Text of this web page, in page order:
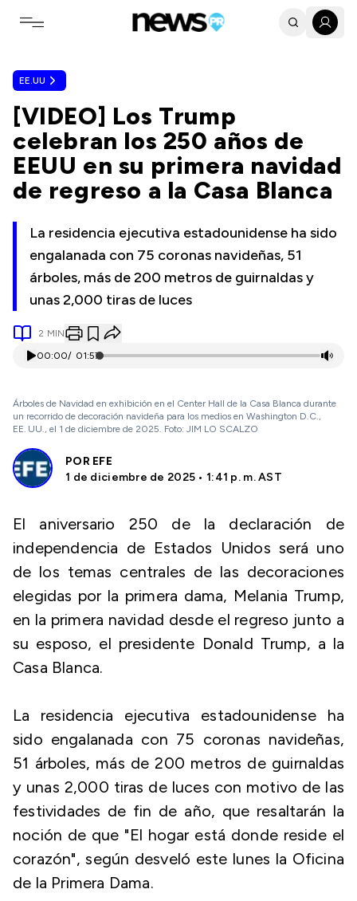
Toggle navigation menu
EE.UU
[VIDEO] Los Trump
celebran los 250 años de
EEUU en su primera navidad
de regreso a la Casa Blanca
La residencia ejecutiva estadounidense ha sido
engalanada con 75 coronas navideñas, 51
árboles, más de 200 metros de guirnaldas y
unas 2,000 tiras de luces
2 MIN
00:00/ 01:57
Árboles de Navidad en exhibición en el Center Hall de la Casa Blanca durante
un recorrido de decoración navideña para los medios en Washington D.C.,
EE. UU., el 1 de diciembre de 2025. Foto: JIM LO SCALZO
POR EFE
1 de diciembre de 2025 • 1:41 p. m. AST
El aniversario 250 de la declaración de
independencia de Estados Unidos será uno
de los temas centrales de las decoraciones
elegidas por la primera dama, Melania Trump,
en la primera navidad desde el regreso junto a
su esposo, el presidente Donald Trump, a la
Casa Blanca.
La residencia ejecutiva estadounidense ha
sido engalanada con 75 coronas navideñas,
51 árboles, más de 200 metros de guirnaldas
y unas 2,000 tiras de luces con motivo de las
festividades de fin de año, que resaltarán la
noción de que "El hogar está donde reside el
corazón", según desveló este lunes la Oficina
de la Primera Dama.